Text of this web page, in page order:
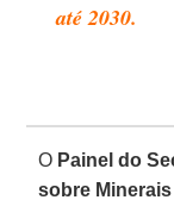
até 2030.
O Painel do
sobre